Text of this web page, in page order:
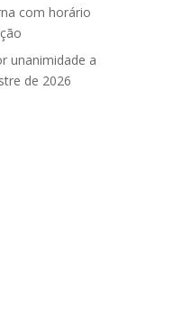
com horário
unanimidade a
de 2026